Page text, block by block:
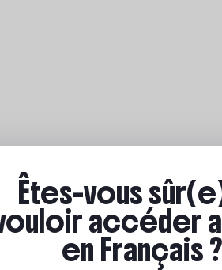
Êtes-vous
accéder
en Français ?